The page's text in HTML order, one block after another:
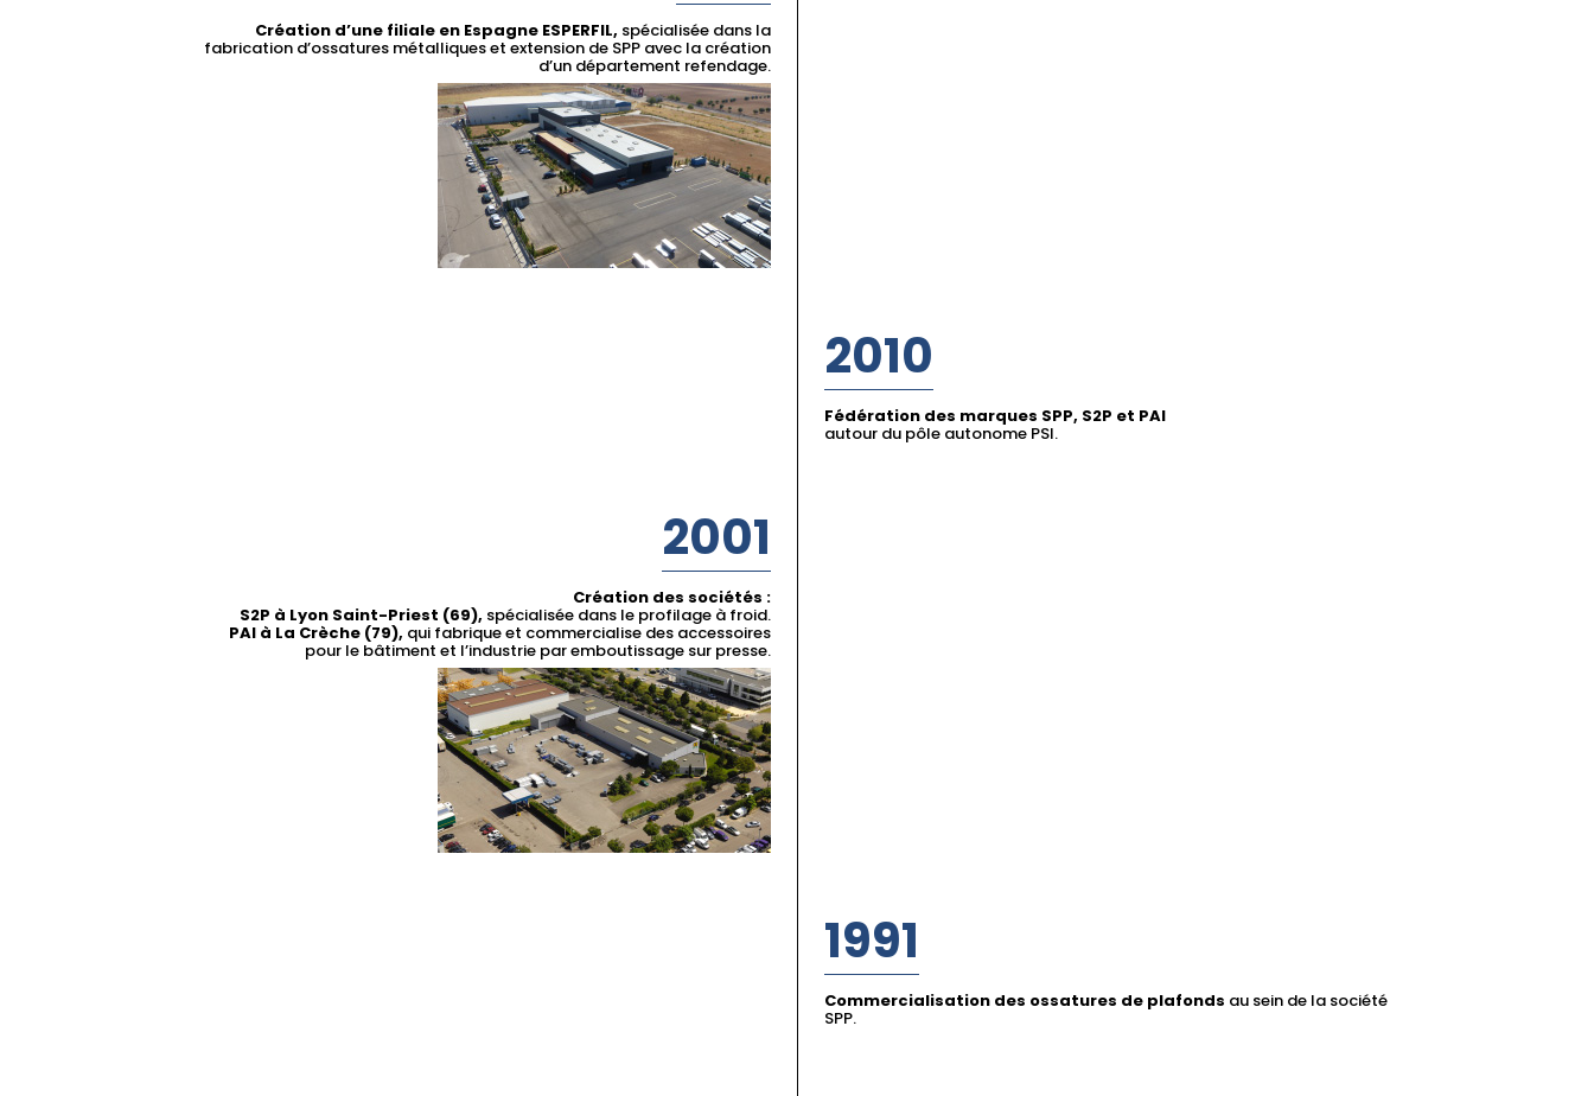
Création d’une filiale en Espagne ESPERFIL, spécialisée dans la
fabrication d’ossatures métalliques et extension de SPP avec la création
d’un département refendage.
2010
Fédération des marques SPP, S2P et PAI
autour du pôle autonome PSI.
2001
Création des sociétés :
S2P à Lyon Saint-Priest (69), spécialisée dans le profilage à froid.
PAI à La Crèche (79), qui fabrique et commercialise des accessoires
pour le bâtiment et l’industrie par emboutissage sur presse.
1991
Commercialisation des ossatures de plafonds au sein de la société
SPP.